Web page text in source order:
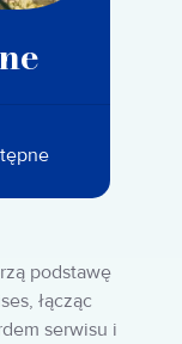
podstawę
łącząc
serwisu i